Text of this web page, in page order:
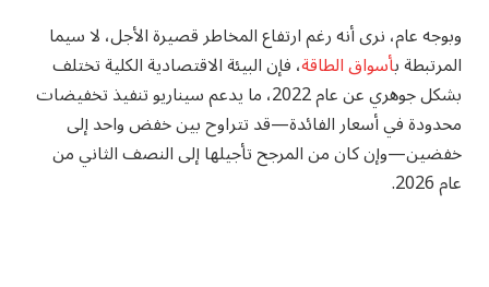
وبوجه عام، نرى أنه رغم ارتفاع المخاطر قصيرة الأجل، لا سيما
المرتبطة بأسواق الطاقة، فإن البيئة الاقتصادية الكلية تختلف
بشكل جوهري عن عام 2022، ما يدعم سيناريو تنفيذ تخفيضات
محدودة في أسعار الفائدة—قد تتراوح بين خفض واحد إلى
خفضين—وإن كان من المرجح تأجيلها إلى النصف الثاني من
عام 2026.